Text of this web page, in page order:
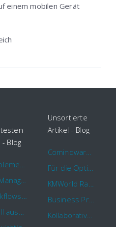
einem mobilen Gerät
Blog
Unsortierte
Artikel - Blog
Business Process Management mit MS Outlook